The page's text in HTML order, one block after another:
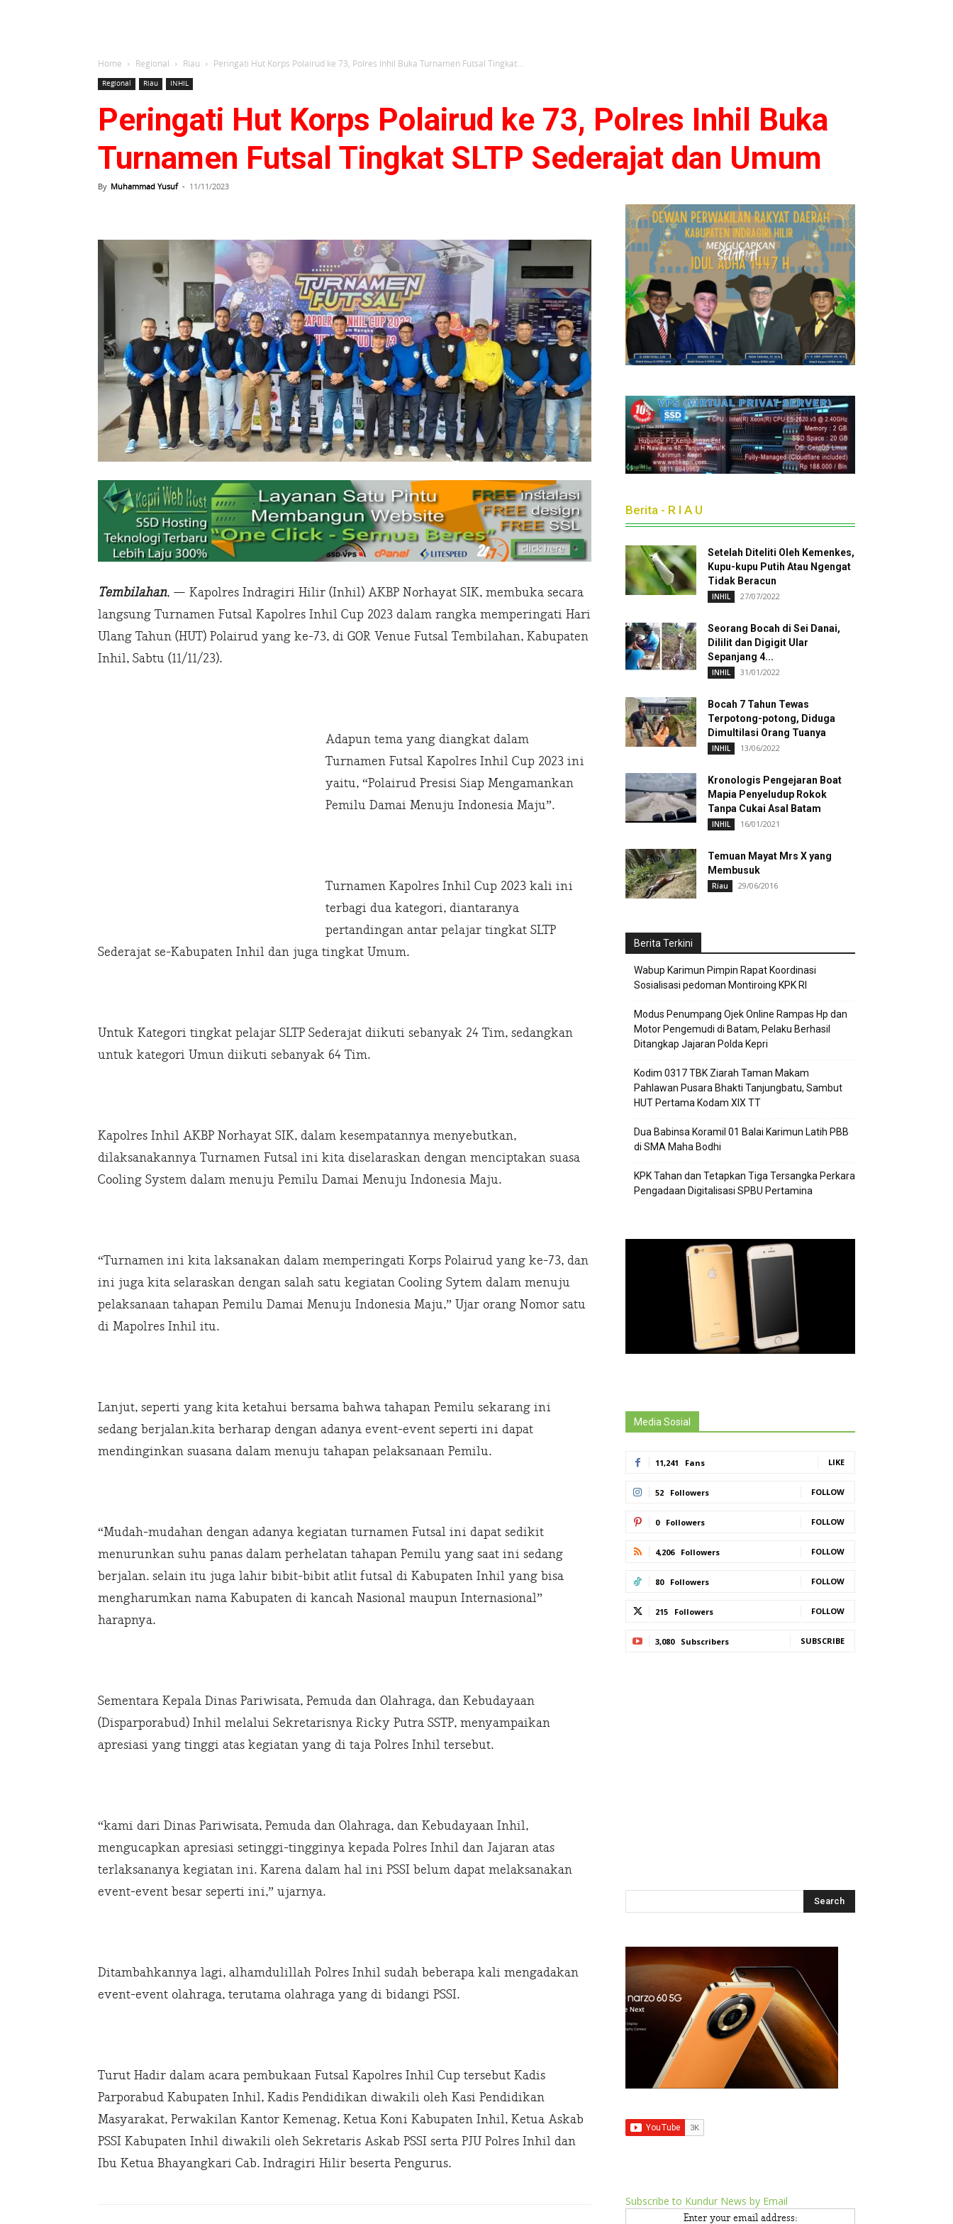
Home Regional Riau Peringati Hut Korps Polairud ke 73, Polres Inhil Buka Turnamen Futsal Tingkat...
Regional Riau INHIL
Peringati Hut Korps Polairud ke 73, Polres Inhil Buka
Turnamen Futsal Tingkat SLTP Sederajat dan Umum
By Muhammad Yusuf - 11/11/2023
Tembilahan, — Kapolres Indragiri Hilir (Inhil) AKBP Norhayat SIK, membuka secara
langsung Turnamen Futsal Kapolres Inhil Cup 2023 dalam rangka memperingati Hari
Ulang Tahun (HUT) Polairud yang ke-73, di GOR Venue Futsal Tembilahan, Kabupaten
Inhil, Sabtu (11/11/23).
Adapun tema yang diangkat dalam
Turnamen Futsal Kapolres Inhil Cup 2023 ini
yaitu, “Polairud Presisi Siap Mengamankan
Pemilu Damai Menuju Indonesia Maju”.
Turnamen Kapolres Inhil Cup 2023 kali ini
terbagi dua kategori, diantaranya
pertandingan antar pelajar tingkat SLTP
Sederajat se-Kabupaten Inhil dan juga tingkat Umum.
Untuk Kategori tingkat pelajar SLTP Sederajat diikuti sebanyak 24 Tim, sedangkan
untuk kategori Umun diikuti sebanyak 64 Tim.
Kapolres Inhil AKBP Norhayat SIK, dalam kesempatannya menyebutkan,
dilaksanakannya Turnamen Futsal ini kita diselaraskan dengan menciptakan suasa
Cooling System dalam menuju Pemilu Damai Menuju Indonesia Maju.
“Turnamen ini kita laksanakan dalam memperingati Korps Polairud yang ke-73, dan
ini juga kita selaraskan dengan salah satu kegiatan Cooling Sytem dalam menuju
pelaksanaan tahapan Pemilu Damai Menuju Indonesia Maju,” Ujar orang Nomor satu
di Mapolres Inhil itu.
Lanjut, seperti yang kita ketahui bersama bahwa tahapan Pemilu sekarang ini
sedang berjalan.kita berharap dengan adanya event-event seperti ini dapat
mendinginkan suasana dalam menuju tahapan pelaksanaan Pemilu.
“Mudah-mudahan dengan adanya kegiatan turnamen Futsal ini dapat sedikit
menurunkan suhu panas dalam perhelatan tahapan Pemilu yang saat ini sedang
berjalan. selain itu juga lahir bibit-bibit atlit futsal di Kabupaten Inhil yang bisa
mengharumkan nama Kabupaten di kancah Nasional maupun Internasional”
harapnya.
Sementara Kepala Dinas Pariwisata, Pemuda dan Olahraga, dan Kebudayaan
(Disparporabud) Inhil melalui Sekretarisnya Ricky Putra SSTP, menyampaikan
apresiasi yang tinggi atas kegiatan yang di taja Polres Inhil tersebut.
“kami dari Dinas Pariwisata, Pemuda dan Olahraga, dan Kebudayaan Inhil,
mengucapkan apresiasi setinggi-tingginya kepada Polres Inhil dan Jajaran atas
terlaksananya kegiatan ini. Karena dalam hal ini PSSI belum dapat melaksanakan
event-event besar seperti ini,” ujarnya.
Ditambahkannya lagi, alhamdulillah Polres Inhil sudah beberapa kali mengadakan
event-event olahraga, terutama olahraga yang di bidangi PSSI.
Turut Hadir dalam acara pembukaan Futsal Kapolres Inhil Cup tersebut Kadis
Parporabud Kabupaten Inhil, Kadis Pendidikan diwakili oleh Kasi Pendidikan
Masyarakat, Perwakilan Kantor Kemenag, Ketua Koni Kabupaten Inhil, Ketua Askab
PSSI Kabupaten Inhil diwakili oleh Sekretaris Askab PSSI serta PJU Polres Inhil dan
Ibu Ketua Bhayangkari Cab. Indragiri Hilir beserta Pengurus.
Berita - R I A U
Setelah Diteliti Oleh Kemenkes,
Kupu-kupu Putih Atau Ngengat
Tidak Beracun
INHIL 27/07/2022
Seorang Bocah di Sei Danai,
Dililit dan Digigit Ular
Sepanjang 4...
INHIL 31/01/2022
Bocah 7 Tahun Tewas
Terpotong-potong, Diduga
Dimultilasi Orang Tuanya
INHIL 13/06/2022
Kronologis Pengejaran Boat
Mapia Penyeludup Rokok
Tanpa Cukai Asal Batam
INHIL 16/01/2021
Temuan Mayat Mrs X yang
Membusuk
Riau 29/06/2016
Berita Terkini
Wabup Karimun Pimpin Rapat Koordinasi
Sosialisasi pedoman Montiroing KPK RI
Modus Penumpang Ojek Online Rampas Hp dan
Motor Pengemudi di Batam, Pelaku Berhasil
Ditangkap Jajaran Polda Kepri
Kodim 0317 TBK Ziarah Taman Makam
Pahlawan Pusara Bhakti Tanjungbatu, Sambut
HUT Pertama Kodam XIX TT
Dua Babinsa Koramil 01 Balai Karimun Latih PBB
di SMA Maha Bodhi
KPK Tahan dan Tetapkan Tiga Tersangka Perkara
Pengadaan Digitalisasi SPBU Pertamina
Media Sosial
11,241 Fans LIKE
52 Followers FOLLOW
0 Followers FOLLOW
4,206 Followers FOLLOW
80 Followers FOLLOW
215 Followers FOLLOW
3,080 Subscribers SUBSCRIBE
Subscribe to Kundur News by Email
Enter your email address: